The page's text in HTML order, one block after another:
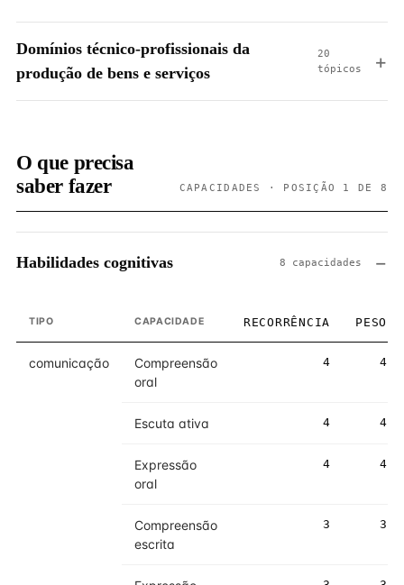
Domínios técnico-profissionais da
produção de bens e serviços
20
tópicos
O que precisa
saber fazer
CAPACIDADES · POSIÇÃO 1 DE 8
Habilidades cognitivas 8 capacidades
TIPO CAPACIDADE RECORRÊNCIA PESO
comunicação
Compreensão
oral
4 4
Escuta ativa 4 4
Expressão
oral
4 4
Compreensão
escrita
3 3